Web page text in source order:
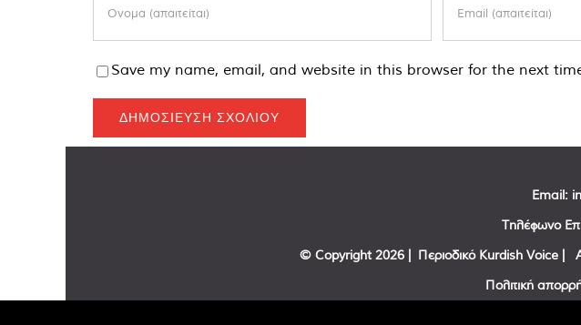
Save my name, email, and website in this browser for the next
Email:
Τηλέφωνο
© Copyright 2026 | Περιοδικό Kurdish Voice |
Πολιτική